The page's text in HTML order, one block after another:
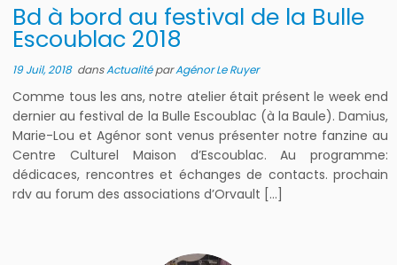
Bd à bord au festival de la Bulle
Escoublac 2018
19 Juil, 2018dansActualitéparAgénor Le Ruyer
Comme tous les ans, notre atelier était présent le week end
dernier au festival de la Bulle Escoublac (à la Baule). Damius,
Marie-Lou et Agénor sont venus présenter notre fanzine au
Centre Culturel Maison d’Escoublac. Au programme:
dédicaces, rencontres et échanges de contacts. prochain
rdv au forum des associations d’Orvault […]